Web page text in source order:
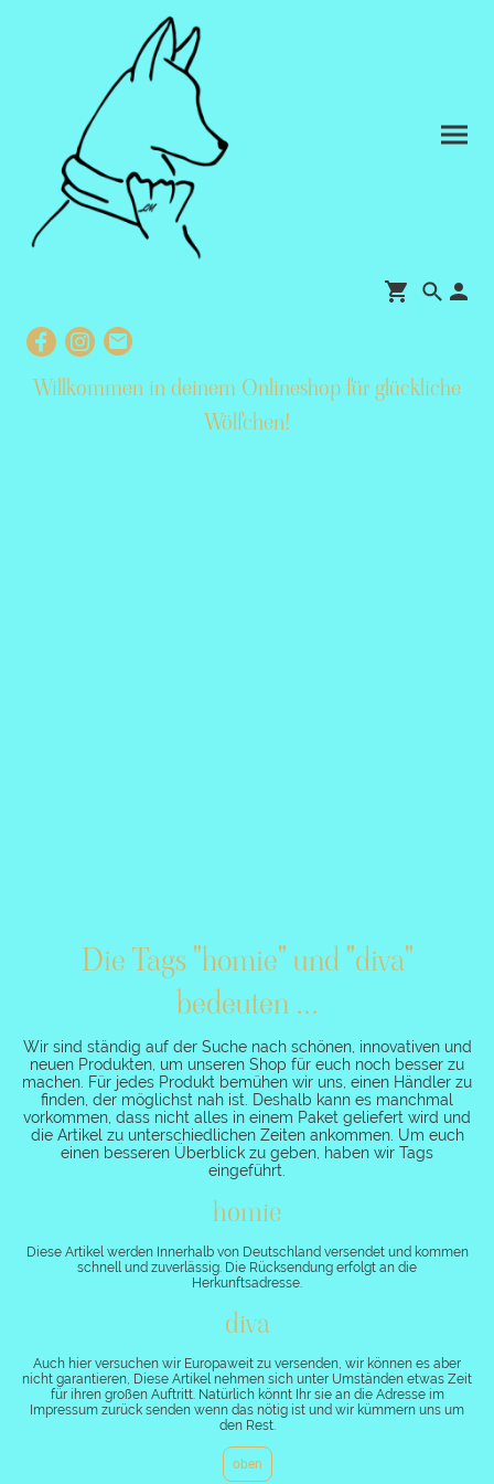
Willkommen in deinem Onlineshop für glückliche
Wölfchen!
Die Tags "homie" und "diva"
bedeuten ...
Wir sind ständig auf der Suche nach schönen, innovativen und
neuen Produkten, um unseren Shop für euch noch besser zu
machen. Für jedes Produkt bemühen wir uns, einen Händler zu
finden, der möglichst nah ist. Deshalb kann es manchmal
vorkommen, dass nicht alles in einem Paket geliefert wird und
die Artikel zu unterschiedlichen Zeiten ankommen. Um euch
einen besseren Überblick zu geben, haben wir Tags
eingeführt.
homie
Diese Artikel werden Innerhalb von Deutschland versendet und kommen
schnell und zuverlässig. Die Rücksendung erfolgt an die
Herkunftsadresse.
diva
Auch hier versuchen wir Europaweit zu versenden, wir können es aber
nicht garantieren, Diese Artikel nehmen sich unter Umständen etwas Zeit
für ihren großen Auftritt. Natürlich könnt Ihr sie an die Adresse im
Impressum zurück senden wenn das nötig ist und wir kümmern uns um
den Rest.
oben